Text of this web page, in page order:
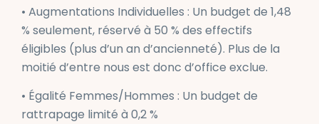
• Augmentations Individuelles : Un budget de 1,48
% seulement, réservé à 50 % des effectifs
éligibles (plus d’un an d’ancienneté). Plus de la
moitié d’entre nous est donc d’office exclue.
• Égalité Femmes/Hommes : Un budget de
rattrapage limité à 0,2 %